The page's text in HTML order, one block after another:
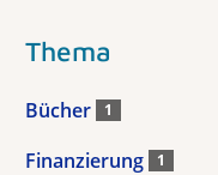
Thema
Bücher 1
Finanzierung 1